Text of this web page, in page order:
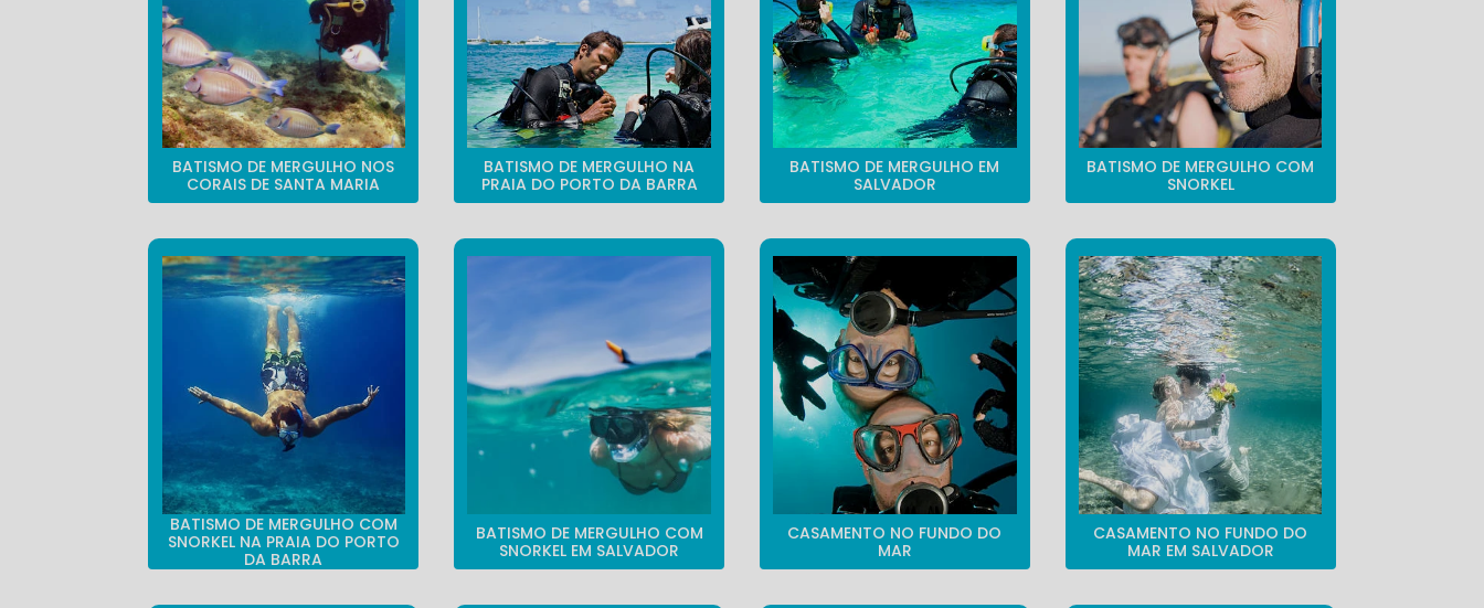
BATISMO DE MERGULHO NOS
CORAIS DE SANTA MARIA
BATISMO DE MERGULHO NA
PRAIA DO PORTO DA BARRA
BATISMO DE MERGULHO EM
SALVADOR
BATISMO DE MERGULHO COM
SNORKEL
BATISMO DE MERGULHO COM
SNORKEL NA PRAIA DO PORTO
DA BARRA
BATISMO DE MERGULHO COM
SNORKEL EM SALVADOR
CASAMENTO NO FUNDO DO
MAR
CASAMENTO NO FUNDO DO
MAR EM SALVADOR